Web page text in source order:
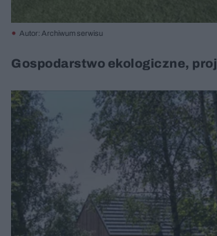
Autor: Archiwum serwisu
Gospodarstwo ekologiczne,